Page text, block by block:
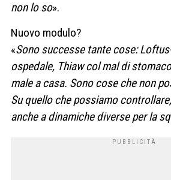
non lo so».
Nuovo modulo?
«Sono successe tante cose:
ospedale, Thiaw col mal di
male a casa. Sono cose che non
Su quello che possiamo
anche a dinamiche diverse per la